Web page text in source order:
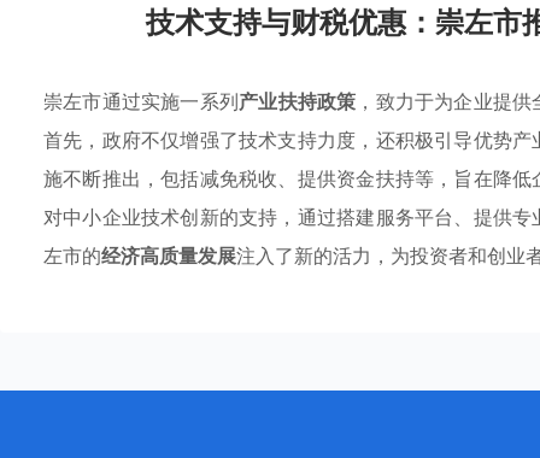
技术支持与财税优惠：崇左市
崇左市通过实施一系列产业扶持政策 ，致力于为企业提
首先，政府不仅增强了技术支持力度，还积极引导优势
施不断推出，包括减免税收、提供资金扶持等，旨在降
对中小企业技术创新的支持，通过搭建服务平台、提供
左市的经济高质量发展注入了新的活力，为投资者和创业